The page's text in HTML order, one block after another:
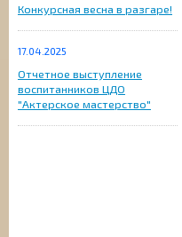
Конкурсная весна в разгаре!
17.04.2025
Отчетное выступление
воспитанников ЦДО
"Актерское мастерство"